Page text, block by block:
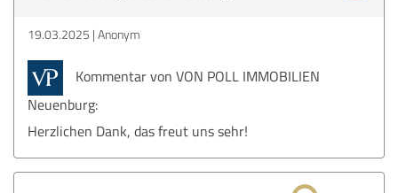
19.03.2025 Anonym
Kommentar von VON POLL IMMOBILIEN
Neuenburg:
Herzlichen Dank, das freut uns sehr!